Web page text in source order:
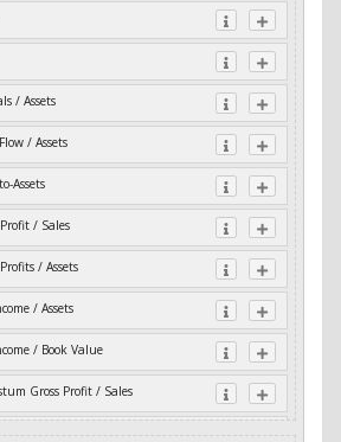
/ Assets
/ Assets
Assets
/ Sales
/ Assets
/ Assets
/ Book Value
Gross Profit / Sales
Residual Cash Flow / Assets